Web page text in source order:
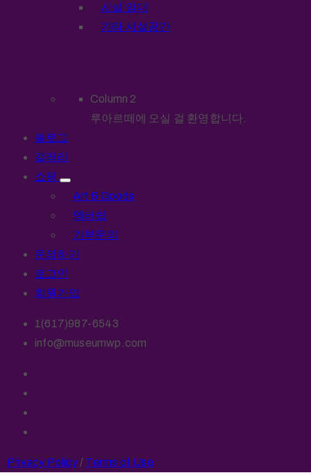
시설 임대
기타 시설공간
Column 2
루아르떼에 오실 걸 환영합니다.
블로그
갤러리
쇼핑
Art & Goods
멤버쉽
기부문의
문의하기
로그인
회원가입
1(617)987-6543
info@museumwp.com
Privacy Policy/ Terms of Use